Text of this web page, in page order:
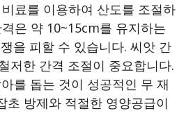
료를 이용하여 산도를 조절하
은 약 10~15cm를 유지하는
을 피할 수 있습니다. 씨앗 간
저한 간격 조절이 중요합니다.
를 돕는 것이 성공적인 무 재
초 방제와 적절한 영양공급이